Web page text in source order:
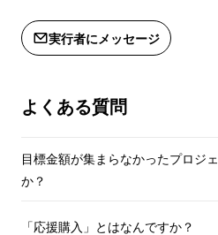
いったいどのくらい細菌
ていますか？
実行者にメッセージ
よくある質問
目標金額が集まらなかったプロジ
か？
「応援購入」とはなんですか？